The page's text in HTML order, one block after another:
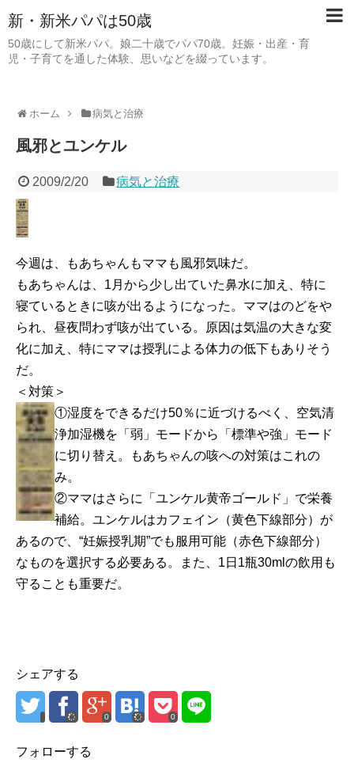
新・新米パパは50歳
50歳にして新米パパ。娘二十歳でパパ70歳。妊娠・出産・育
児・子育てを通した体験、思いなどを綴っています。
ホーム 病気と治療
風邪とユンケル
2009/2/20 病気と治療
今週は、もあちゃんもママも風邪気味だ。
もあちゃんは、1月から少し出ていた鼻水に加え、特に
寝ているときに咳が出るようになった。ママはのどをや
られ、昼夜問わず咳が出ている。原因は気温の大きな変
化に加え、特にママは授乳による体力の低下もありそう
だ。
＜対策＞
①湿度をできるだけ50％に近づけるべく、空気清
浄加湿機を「弱」モードから「標準や強」モード
に切り替え。もあちゃんの咳への対策はこれの
み。
②ママはさらに「ユンケル黄帝ゴールド」で栄養
補給。ユンケルはカフェイン（黄色下線部分）が
あるので、“妊娠授乳期”でも服用可能（赤色下線部分）
なものを選択する必要ある。また、1日1瓶30mlの飲用も
守ることも重要だ。
シェアする
0 0
フォローする